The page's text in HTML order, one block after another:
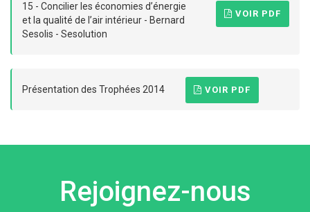
15 - Concilier les économies d’énergie
et la qualité de l’air intérieur - Bernard
Sesolis - Sesolution
VOIR PDF
Présentation des Trophées 2014 VOIR PDF
Rejoignez-nous